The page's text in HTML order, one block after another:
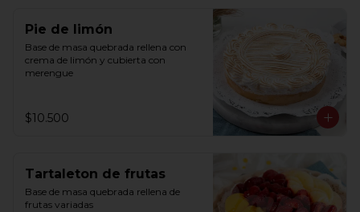
Pie de limón
Base de masa quebrada rellena con
crema de limón y cubierta con
merengue
$10.500
Tartaleton de frutas
Base de masa quebrada rellena de
frutas variadas